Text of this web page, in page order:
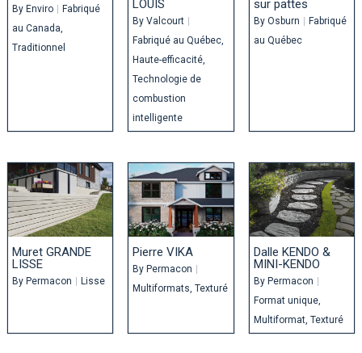
By Enviro
Fabriqué
au Canada
Traditionnel
LOUIS
ByValcourt
Fabriqué au Québec
Haute-efficacité
Technologie de
combustion
intelligente
sur pattes
By Osburn
Fabriqué
au Québec
Muret GRANDE
LISSE
By Permacon | Lisse
Pierre VIKA
ByPermacon |
Multiformats Texturé
Dalle KENDO &
MINI-KENDO
By Permacon |
Format unique
Multiformat Texturé